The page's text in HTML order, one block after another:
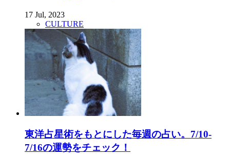
17 Jul, 2023
CULTURE
東洋占星術をもとにした毎週の占い。7/10-
7/16の運勢をチェック！